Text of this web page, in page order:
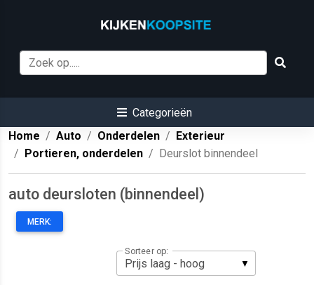
Categorieën
Home
Auto Onderdelen
Exterieur
Portieren, onderdelen
Deurslot binnendeel
auto deursloten (binnendeel)
MERK:
Sorteer op: